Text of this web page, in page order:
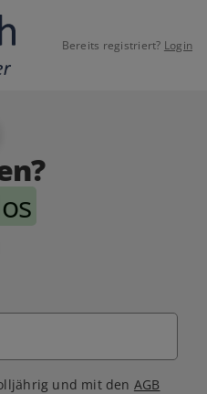
Bereits registriert? Login
und mit den AGB